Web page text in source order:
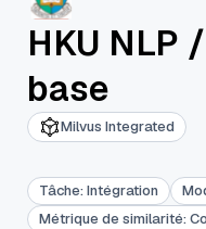
HKU NLP /
base
Milvus Integrated
Tâche: Intégration
Métrique de similarité: